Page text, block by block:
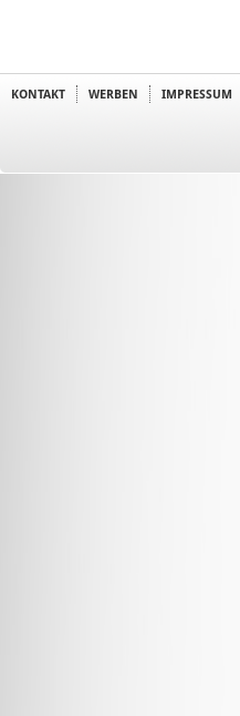
KONTAKT WERBEN IMPRESSUM